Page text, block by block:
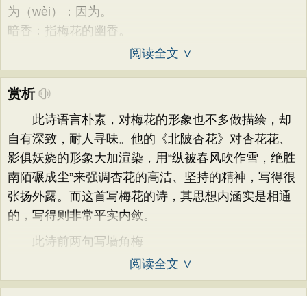
为（wèi）：因为。
暗香：指梅花的幽香。
阅读全文 ∨
赏析
此诗语言朴素，对梅花的形象也不多做描绘，却
自有深致，耐人寻味。他的《北陂杏花》对杏花花、
影俱妖娆的形象大加渲染，用“纵被春风吹作雪，绝胜
南陌碾成尘”来强调杏花的高洁、坚持的精神，写得很
张扬外露。而这首写梅花的诗，其思想内涵实是相通
的，写得则非常平实内敛。
此诗前两句写墙角梅
阅读全文 ∨